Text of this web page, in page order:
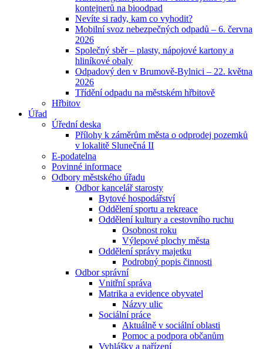
kontejnerů na bioodpad
Nevíte si rady, kam co vyhodit?
Mobilní svoz nebezpečných odpadů – 6. června
2026
Společný sběr – plasty, nápojové kartony a
hliníkové obaly
Odpadový den v Brumově-Bylnici – 22. května
2026
Třídění odpadu na městském hřbitově
Hřbitov
Úřad
Úřední deska
Přílohy k záměrům města o odprodej pozemků
v lokalitě Slunečná II
E-podatelna
Povinné informace
Odbory městského úřadu
Odbor kancelář starosty
Bytové hospodářství
Oddělení sportu a rekreace
Oddělení kultury a cestovního ruchu
Osobnost roku
Výlepové plochy města
Oddělení správy majetku
Podrobný popis činnosti
Odbor správní
Vnitřní správa
Matrika a evidence obyvatel
Názvy ulic
Sociální práce
Aktuálně v sociální oblasti
Pomoc a podpora občanům
Vyhlášky a nařízení